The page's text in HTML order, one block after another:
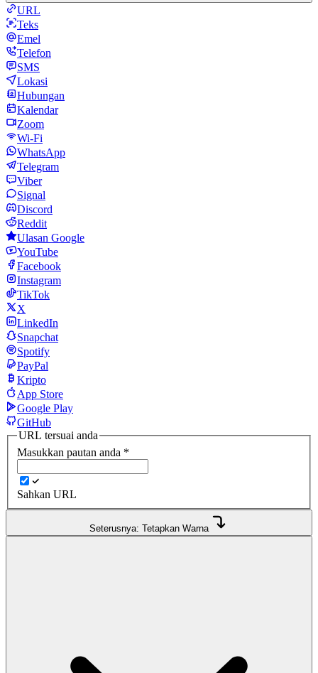
URL
Teks
Emel
Telefon
SMS
Lokasi
Hubungan
Kalendar
Zoom
Wi-Fi
WhatsApp
Telegram
Viber
Signal
Discord
Reddit
Ulasan Google
YouTube
Facebook
Instagram
TikTok
X
LinkedIn
Snapchat
Spotify
PayPal
Kripto
App Store
Google Play
GitHub
URL tersuai anda
Masukkan pautan anda *
Sahkan URL
Seterusnya: Tetapkan Warna